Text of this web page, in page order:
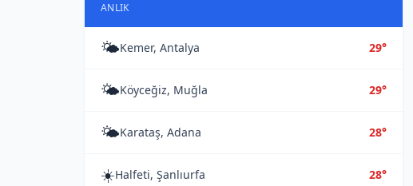
ANLIK
🌤️Kemer, Antalya 29°
🌤️Köyceğiz, Muğla 29°
🌤️Karataş, Adana 28°
☀️Halfeti, Şanlıurfa 28°